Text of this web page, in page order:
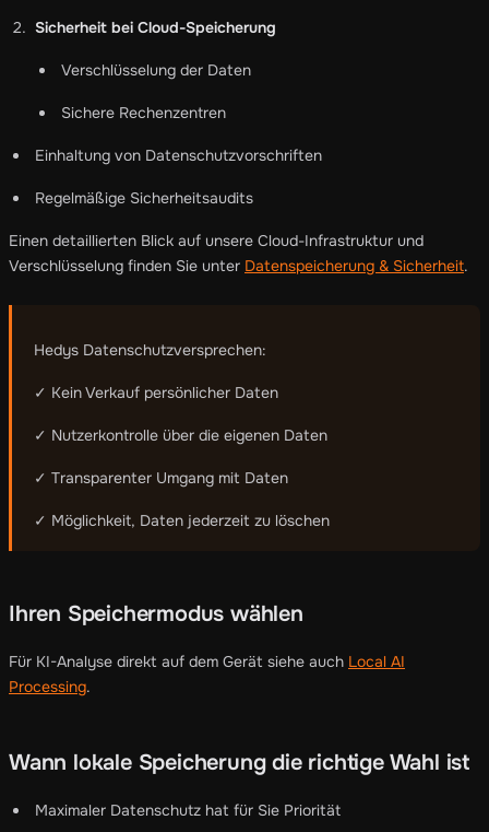
Sicherheit bei Cloud-Speicherung
Verschlüsselung der Daten
Sichere Rechenzentren
Einhaltung von Datenschutzvorschriften
Regelmäßige Sicherheitsaudits
Einen detaillierten Blick auf unsere Cloud-Infrastruktur und
Verschlüsselung finden Sie unter Datenspeicherung & Sicherheit.
Hedys Datenschutzversprechen:
✓ Kein Verkauf persönlicher Daten
✓ Nutzerkontrolle über die eigenen Daten
✓ Transparenter Umgang mit Daten
✓ Möglichkeit, Daten jederzeit zu löschen
Ihren Speichermodus wählen
Für KI-Analyse direkt auf dem Gerät siehe auch Local AI
Processing.
Wann lokale Speicherung die richtige Wahl ist
Maximaler Datenschutz hat für Sie Priorität